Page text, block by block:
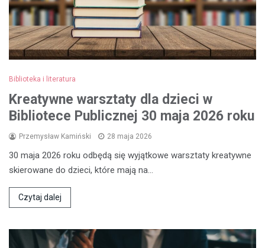
Biblioteka i literatura
Kreatywne warsztaty dla dzieci w
Bibliotece Publicznej 30 maja 2026 roku
Przemysław Kamiński 28 maja 2026
30 maja 2026 roku odbędą się wyjątkowe warsztaty kreatywne
skierowane do dzieci, które mają na…
Czytaj dalej